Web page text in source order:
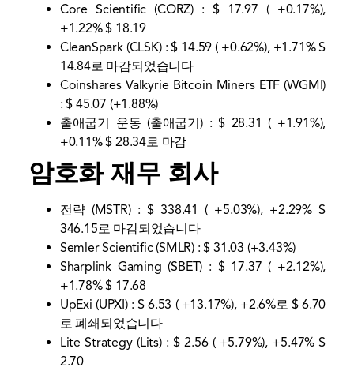
Core Scientific (CORZ) : $ 17.97 ( +0.17%),
+1.22% $ 18.19
CleanSpark (CLSK) : $ 14.59 ( +0.62%), +1.71% $
14.84로 마감되었습니다
Coinshares Valkyrie Bitcoin Miners ETF (WGMI)
: $ 45.07 (+1.88%)
출애굽기 운동 (출애굽기) : $ 28.31 ( +1.91%),
+0.11% $ 28.34로 마감
암호화 재무 회사
전략 (MSTR) : $ 338.41 ( +5.03%), +2.29% $
346.15로 마감되었습니다
Semler Scientific (SMLR) : $ 31.03 (+3.43%)
Sharplink Gaming (SBET) : $ 17.37 ( +2.12%),
+1.78% $ 17.68
UpExi (UPXI) : $ 6.53 ( +13.17%), +2.6%로 $ 6.70
로 폐쇄되었습니다
Lite Strategy (Lits) : $ 2.56 ( +5.79%), +5.47% $
2.70